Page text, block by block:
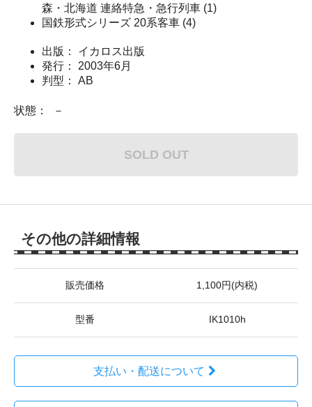
森・北海道 連絡特急・急行列車 (1)
国鉄形式シリーズ 20系客車 (4)
出版： イカロス出版
発行： 2003年6月
判型： AB
状態： －
SOLD OUT
その他の詳細情報
販売価格 1,100円(内税)
型番 IK1010h
支払い・配送について